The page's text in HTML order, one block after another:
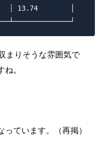
┆ 13.74        │
まりそうな雰囲気で
。
ています。（再掲）